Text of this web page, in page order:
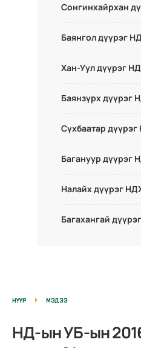
Сонгинхайрхан
Баянгол дүүрэг
Хан-Уул дүүрэг
Баянзүрх дүүрэг
Сүхбаатар
Багануур дүүрэг
Налайх дүүрэг
Багахангай
НҮҮР МЭДЭЭ
НД-ын УБ-ын